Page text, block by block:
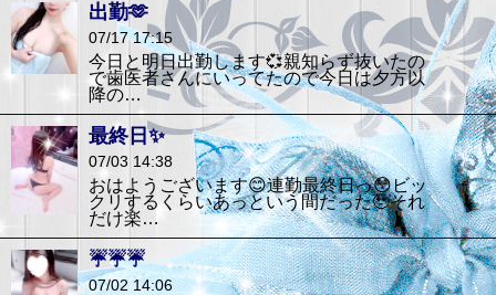
出勤🫶
07/17 17:15
今日と明日出勤します💞親知らず抜いたの
で歯医者さんにいってたので今日は夕方以
降の…
最終日✨
07/03 14:38
おはようございます😊連勤最終日っ😳ビッ
クリするくらいあっという間だった🥹それ
だけ楽…
☔️☔️☔️
07/02 14:06